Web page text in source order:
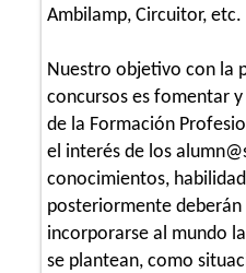
Ambilamp, Circuitor, etc.
Nuestro objetivo con la
concursos es fomentar
de la Formación
el interés de los
conocimientos,
posteriormente deberán
incorporarse al mundo
se plantean, como